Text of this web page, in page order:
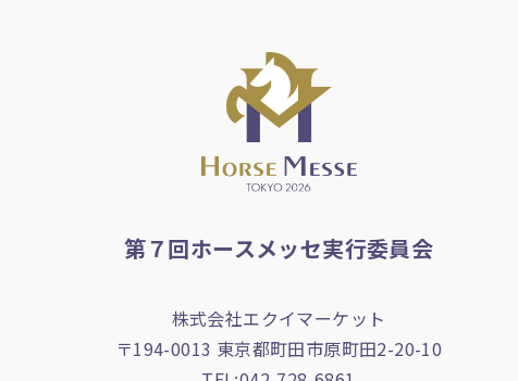
第７回ホースメッセ実行委員会
株式会社エクイマーケット
〒194-0013 東京都町田市原町田2-20-10